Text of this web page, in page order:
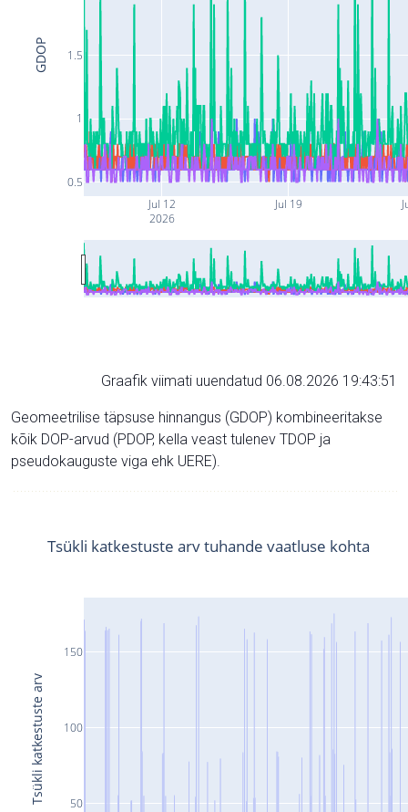
Jul 12
2026
Jul 19
0.5
1
1.5
GDOP
Graafik viimati uuendatud 06.08.2026 19:43:51
Geomeetrilise täpsuse hinnangus (GDOP) kombineeritakse
kõik DOP-arvud (PDOP, kella veast tulenev TDOP ja
pseudokauguste viga ehk UERE).
50
100
150
Tsükli katkestuste arv tuhande vaatluse kohta
Tsükli katkestuste arv